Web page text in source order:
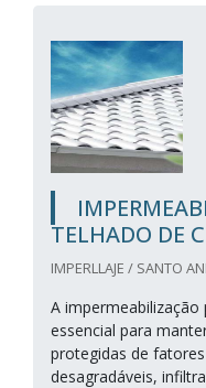
TELHADO DE
IMPERLLAJE / SANTO
A
essencial para
protegidas de
desagradáveis,